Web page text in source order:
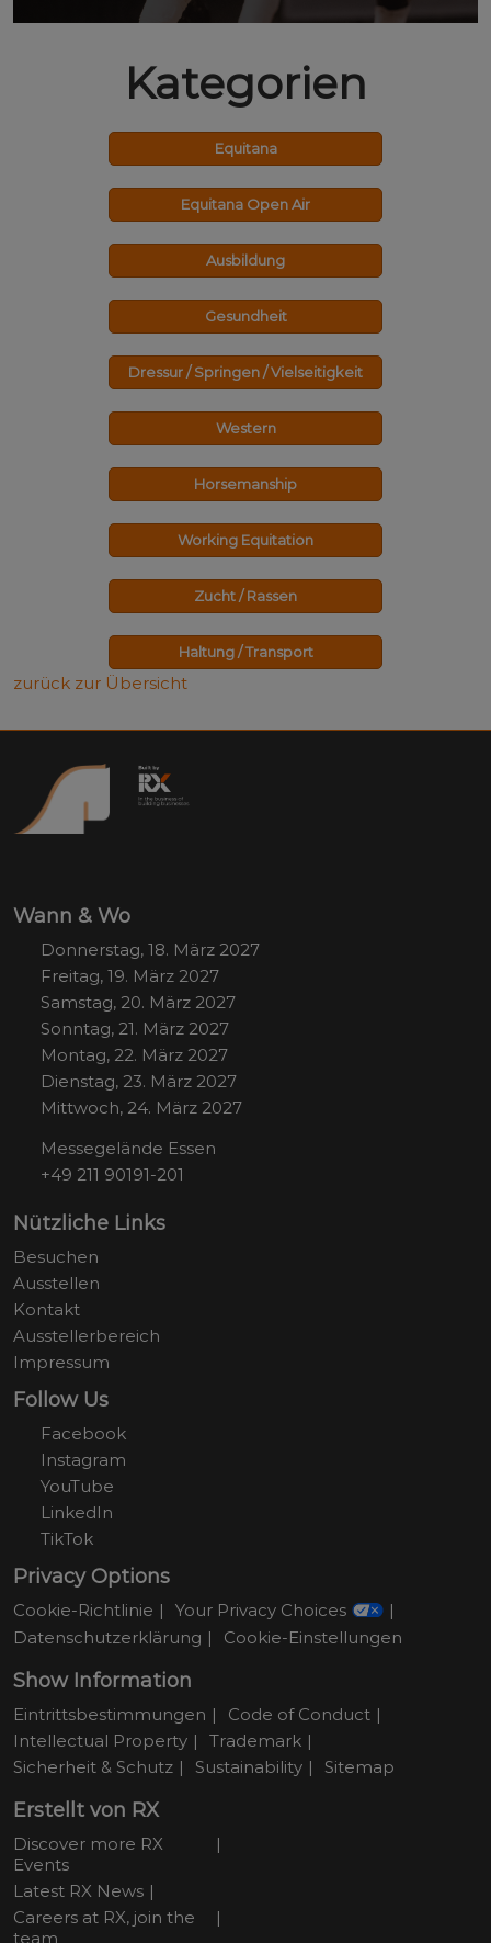
Kategorien
Equitana
Equitana Open Air
Ausbildung
Gesundheit
Dressur / Springen / Vielseitigkeit
Western
Horsemanship
Working Equitation
Zucht / Rassen
Haltung / Transport
zurück zur Übersicht
Wann & Wo
Donnerstag, 18. März 2027
Freitag, 19. März 2027
Samstag, 20. März 2027
Sonntag, 21. März 2027
Montag, 22. März 2027
Dienstag, 23. März 2027
Mittwoch, 24. März 2027
Messegelände Essen
+49 211 90191-201
Nützliche Links
Besuchen
Ausstellen
Kontakt
Ausstellerbereich
Impressum
Follow Us
Facebook
Instagram
YouTube
LinkedIn
TikTok
Privacy Options
Cookie-Richtlinie
Your Privacy Choices
Datenschutzerklärung
Cookie-Einstellungen
Show Information
Eintrittsbestimmungen
Code of Conduct
Intellectual Property
Trademark
Sicherheit & Schutz
Sustainability Sitemap
Erstellt von RX
Discover more RX
Events
Latest RX News
Careers at RX, join the
team